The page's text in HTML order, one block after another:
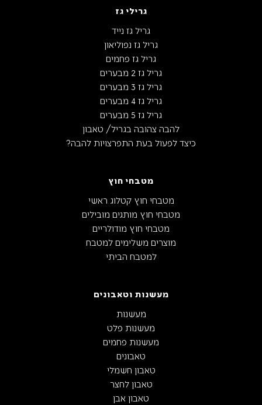
גרילי גז
גריל גז נייד
גריל גז נפוליאון
גריל גז פחמים
גריל גז 2 מבערים
גריל גז 3 מבערים
גריל גז 4 מבערים
גריל גז 5 מבערים
להבה צהובה בגריל/ טאבון
כיצד לפעול בעת התפרצויות להבה?
מטבחי חוץ
מטבחי חוץ קטלוג ראשי
מטבחי חוץ מותגים מובילים
מטבחי חוץ מודולריים
מוצרים משלימים למטבח
למטבח הביתי
מעשנות וטאבונים
מעשנות
מעשנות פלט
מעשנות פחמים
טאבונים
טאבון חשמלי
טאבון לחצר
טאבון אבן